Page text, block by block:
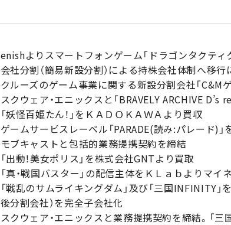
enishよりスマートフォンゲーム「ドラゴンタクティ
会社分割（簡易新設分割）による持株会社体制へ移
クルーズのゲーム事業に関する新設分割会社「C&M
スクウェア・エニックスと「BRAVELY ARCHIVE
「妖怪百姫たん！」をＫＡＤＯＫＡＷＡより買収
ゲームサービスレーベル「PARADE(読み:パレード)」
モブキャストと包括的業務提携契約を締結
「出動！美女ポリス」を株式会社GNTより買取
「真・戦国バスター」の配信主体をＫＬａｂよりマイ
「戦乱のサムライキングダム」及び「三国INFINITY
後分割会社）を完全子会社化
スクウェア・エニックスと業務提携契約を締結。「